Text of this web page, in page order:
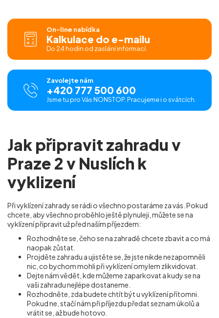
On-line nabídka
Kalkulace do e-mailu
Do 24 hodin od zaslání informací.
Zavolejte nám
+420 777 500 600
Jsme tu pro Vás NONSTOP. Pracujeme i o svátcích.
Jak připravit zahradu v
Praze 2 v Nuslích k
vyklizení
Při vyklízení zahrady se rádi o všechno postaráme za vás. Pokud
chcete, aby všechno proběhlo ještě plynuleji, můžete se na
vyklízení připravit už před naším příjezdem:
Rozhodněte se, čeho se na zahradě chcete zbavit a co má
naopak zůstat.
Projděte zahradu a ujistěte se, že jste nikde nezapomněli
nic, co bychom mohli při vyklízení omylem zlikvidovat.
Dejte nám vědět, kde můžeme zaparkovat a kudy se na
vaši zahradu nejlépe dostaneme.
Rozhodněte, zda budete chtít být u vyklízení přítomni.
Pokud ne, stačí nám při příjezdu předat seznam úkolů a
vrátit se, až bude hotovo.